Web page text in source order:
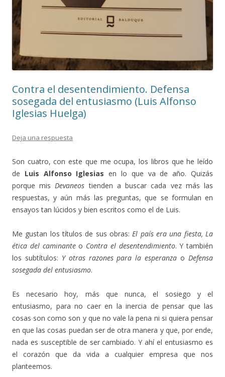
Contra el desentendimiento. Defensa
sosegada del entusiasmo (Luis Alfonso
Iglesias Huelga)
Deja una respuesta
Son cuatro, con este que me ocupa, los libros que he leído
de Luis Alfonso Iglesias en lo que va de año. Quizás
porque misDevaneos tienden a buscar cada vez más las
respuestas, y aún más las preguntas, que se formulan en
ensayos tan lúcidos y bien escritos como el de Luis.
Me gustan los títulos de sus obras:El país era una fiesta, La
ética del caminanteo Contra el desentendimiento. Y también
los subtítulos: Y otras razones para la esperanza oDefensa
sosegada del entusiasmo.
Es necesario hoy, más que nunca, el sosiego y el
entusiasmo, para no caer en la inercia de pensar que las
cosas son como son y que no vale la pena ni si quiera pensar
en que las cosas puedan ser de otra manera y que, por ende,
nada es susceptible de ser cambiado. Y ahí el entusiasmo es
el corazón que da vida a cualquier empresa que nos
planteemos.